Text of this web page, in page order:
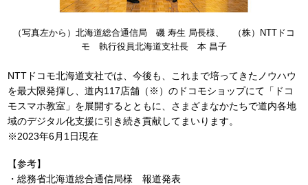
（写真左から）北海道総合通信局 磯 寿生 局長様、 （株）NTTドコ
モ 執行役員北海道支社長 本 昌子
NTTドコモ北海道支社では、今後も、これまで培ってきたノウハウ
を最大限発揮し、道内117店舗（※）のドコモショップにて「ドコ
モスマホ教室」を展開するとともに、さまざまなかたちで道内各地
域のデジタル化支援に引き続き貢献してまいります。
※2023年6月1日現在
【参考】
・総務省北海道総合通信局様 報道発表